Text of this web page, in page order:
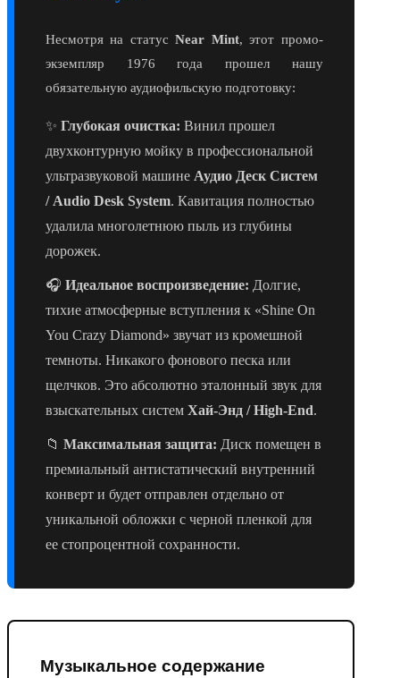
Несмотря на статусNear Mint, этот промо-
экземпляр 1976 года прошел нашу
обязательную аудиофильскую подготовку:
✨ Глубокая очистка: Винил прошел
двухконтурную мойку в профессиональной
ультразвуковой машине Аудио Деск Систем
/ Audio Desk System. Кавитация полностью
удалила многолетнюю пыль из глубины
дорожек.
🎧 Идеальное воспроизведение: Долгие,
тихие атмосферные вступления к «Shine On
You Crazy Diamond» звучат из кромешной
темноты. Никакого фонового песка или
щелчков. Это абсолютно эталонный звук для
взыскательных систем Хай-Энд / High-End.
📁 Максимальная защита: Диск помещен в
премиальный антистатический внутренний
конверт и будет отправлен отдельно от
уникальной обложки с черной пленкой для
ее стопроцентной сохранности.
Музыкальное содержание